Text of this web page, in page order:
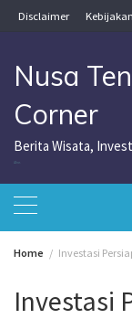
Skip
to
Disclaimer
Nusa
Corner
Berita Wisata,
Home Investasi
Investasi